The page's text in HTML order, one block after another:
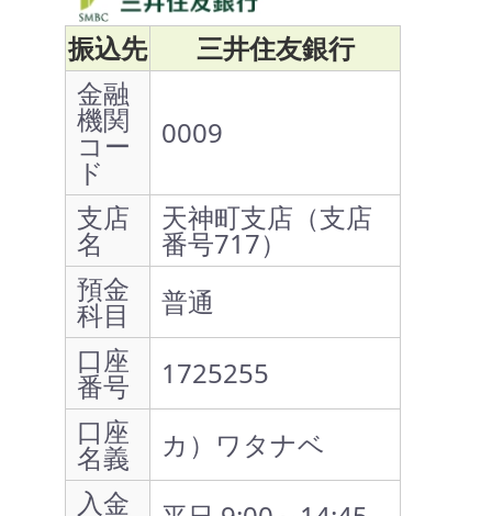
振込先
三井住友銀行
金融
機関
コー
ド
0009
支店
名
天神町支店（支店
番号717）
預金
科目
普通
口座
番号
1725255
口座
名義
カ）ワタナベ
入金